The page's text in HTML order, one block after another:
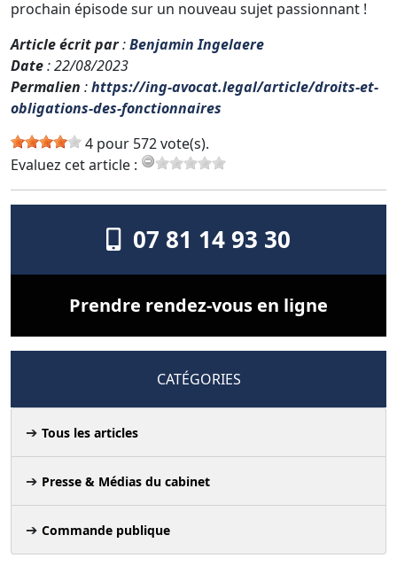
prochain épisode sur un nouveau sujet passionnant !
Article écrit par:Benjamin Ingelaere
Date: 22/08/2023
Permalien :https://ing-avocat.legal/article/droits-et-
obligations-des-fonctionnaires
4 pour 572 vote(s).
Evaluez cet article :
07 81 14 93 30
Prendre rendez-vous en ligne
CATÉGORIES
Tous les articles
Presse & Médias du cabinet
Commande publique